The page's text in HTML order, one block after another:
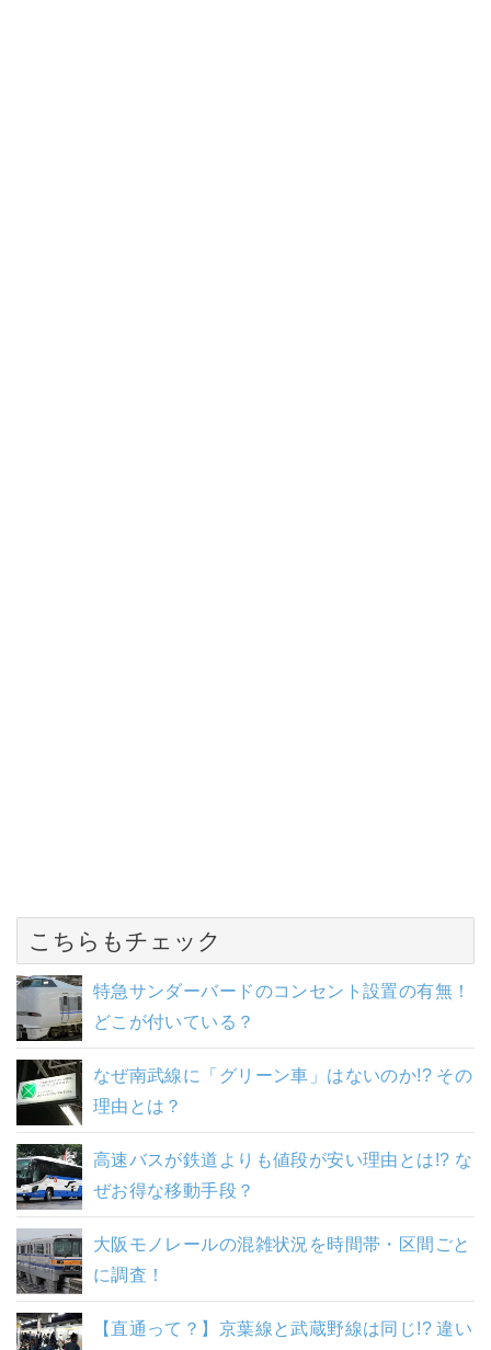
こちらもチェック
特急サンダーバードのコンセント設置の有無！
どこが付いている？
なぜ南武線に「グリーン車」はないのか!? その
理由とは？
高速バスが鉄道よりも値段が安い理由とは!? な
ぜお得な移動手段？
大阪モノレールの混雑状況を時間帯・区間ごと
に調査！
【直通って？】京葉線と武蔵野線は同じ!? 違い